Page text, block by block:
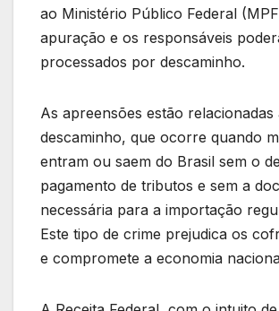
ao Ministério Público Federal
apuração e os responsáveis
processados por descaminho.
As apreensões estão relacionadas
descaminho, que ocorre quando
entram ou saem do Brasil sem o
pagamento de tributos e sem a
necessária para a importação
Este tipo de crime prejudica os
e compromete a economia